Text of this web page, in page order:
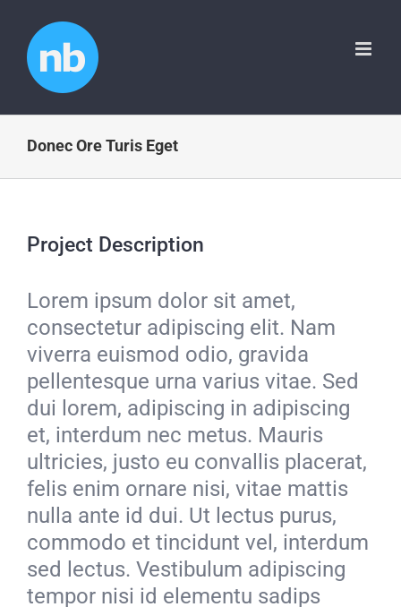
content
Donec Ore Turis Eget
Project Description
Lorem ipsum dolor sit amet,
consectetur adipiscing elit. Nam
viverra euismod odio, gravida
pellentesque urna varius vitae. Sed
dui lorem, adipiscing in adipiscing
et, interdum nec metus. Mauris
ultricies, justo eu convallis placerat,
felis enim ornare nisi, vitae mattis
nulla ante id dui. Ut lectus purus,
commodo et tincidunt vel, interdum
sed lectus. Vestibulum adipiscing
tempor nisi id elementu sadips